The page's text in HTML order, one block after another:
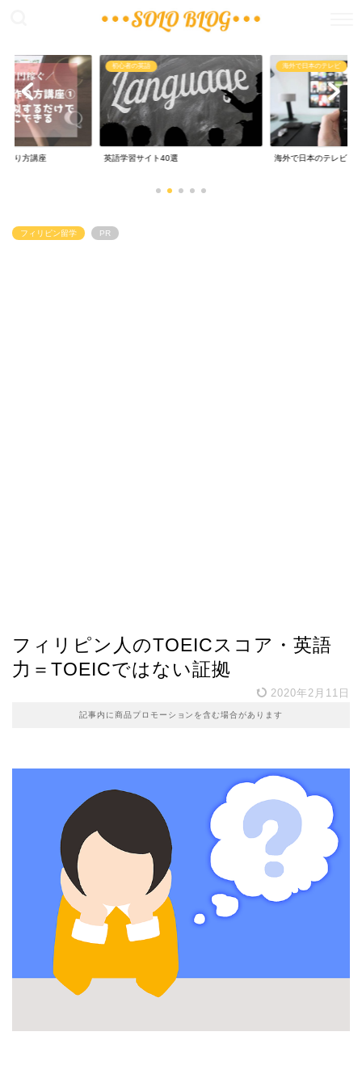
海外で日本のテレビ
海外で日本のテレビ
無料で留学
0円留学からノマド
フィリピン留学 PR
フィリピン人のTOEICスコア・英語
力＝TOEICではない証拠
2020年2月11日
記事内に商品プロモーションを含む場合があります